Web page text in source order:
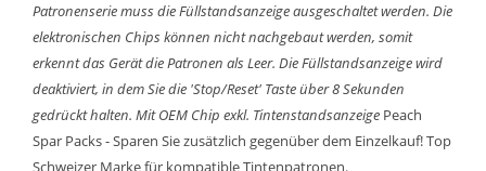
Patronenserie muss die Füllstandsanzeige ausgeschaltet werden. Die
elektronischen Chips können nicht nachgebaut werden, somit
erkennt das Gerät die Patronen als Leer. Die Füllstandsanzeige wird
deaktiviert, in dem Sie die 'Stop/Reset' Taste über 8 Sekunden
gedrückt halten. Mit OEM Chip exkl. Tintenstandsanzeige Peach
Spar Packs - Sparen Sie zusätzlich gegenüber dem Einzelkauf! Top
Schweizer Marke für kompatible Tintenpatronen.